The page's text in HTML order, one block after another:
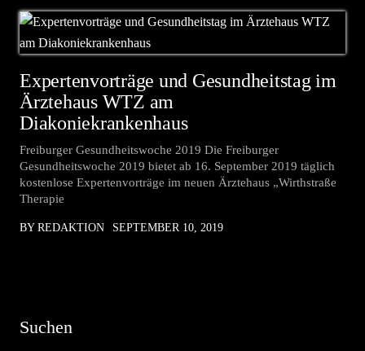
Expertenvorträge und Gesundheitstag im
Ärztehaus WTZ am
Diakoniekrankenhaus
Freiburger Gesundheitswoche 2019 Die Freiburger
Gesundheitswoche 2019 bietet ab 16. September 2019 täglich
kostenlose Expertenvorträge im neuen Ärztehaus „Wirthstraße
Therapie
BY REDAKTION SEPTEMBER 10, 2019
Suchen